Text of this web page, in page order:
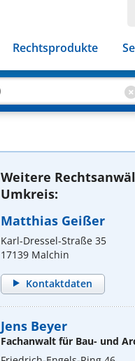
Rechtsprodukte
Weitere
Umkreis:
Matthias Geißer
Karl-Dressel-Straße 35
17139 Malchin
Kontaktdaten
Jens Beyer
Fachanwalt für Bau- und